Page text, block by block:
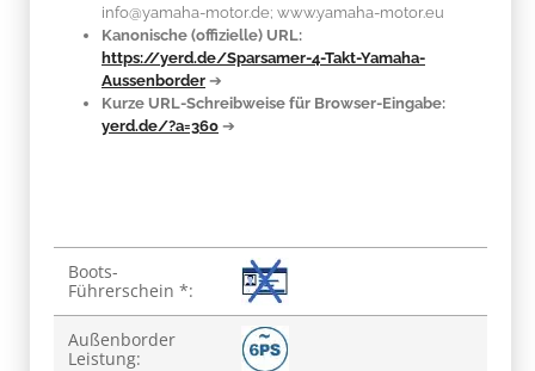
info@yamaha-motor.de; www.yamaha-motor.eu
Kanonische (offizielle) URL:
https://yerd.de/Sparsamer-4-Takt-Yamaha-
Aussenborder ➔
Kurze URL-Schreibweise für Browser-Eingabe:
yerd.de/?a=360 ➔
Produkteigenschaft
Wert
Boots-
Führerschein *:
Außenborder
Leistung: